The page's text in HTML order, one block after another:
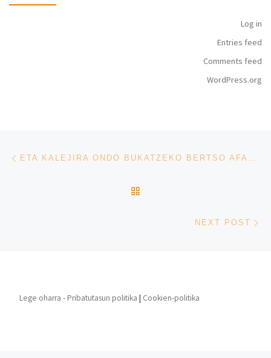
Log in
Entries feed
Comments feed
WordPress.org
Post navigation ETA KALEJIRA ONDO BUKATZEKO BERTSO AFARIA!!!
NEXT POST
Lege oharra - Pribatutasun politika | Cookien-politika